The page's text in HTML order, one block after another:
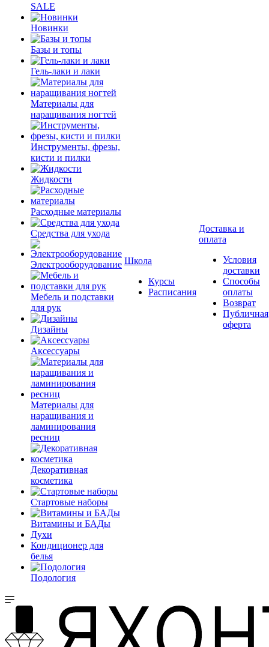
SALE
Новинки
Базы и топы
Гель-лаки и лаки
Материалы для
наращивания ногтей
Инструменты, фрезы,
кисти и пилки
Жидкости
Расходные материалы
Средства для ухода
Электрооборудование
Мебель и подставки
для рук
Дизайны
Аксессуары
Материалы для
наращивания и
ламинирования
ресниц
Декоративная
косметика
Стартовые наборы
Витамины и БАДы
Духи
Кондиционер для
белья
Подология
Школа
Курсы
Расписания
Доставка и
оплата
Условия
доставки
Способы
оплаты
Возврат
Публичная
оферта